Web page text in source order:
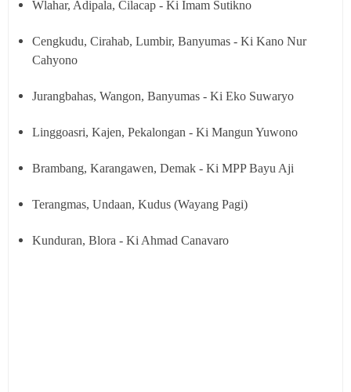
Wlahar, Adipala, Cilacap - Ki Imam Sutikno
Cengkudu, Cirahab, Lumbir, Banyumas - Ki Kano Nur
Cahyono
Jurangbahas, Wangon, Banyumas - Ki Eko Suwaryo
Linggoasri, Kajen, Pekalongan - Ki Mangun Yuwono
Brambang, Karangawen, Demak - Ki MPP Bayu Aji
Terangmas, Undaan, Kudus (Wayang Pagi)
Kunduran, Blora - Ki Ahmad Canavaro